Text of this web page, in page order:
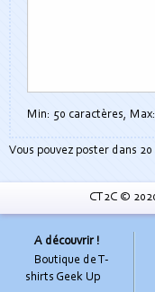
Min: 50 caractères,
check
Vous pouvez poster dans 20
CT2C ©
A découvrir !
Boutique de T-
shirts Geek Up